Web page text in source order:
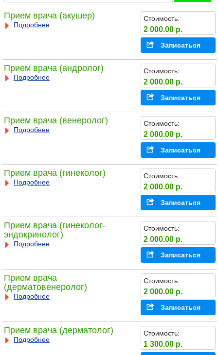
Прием врача (акушер)
Подробнее
Стоимость:
2 000.00 р.
Записаться
Прием врача (андролог)
Подробнее
Стоимость:
2 000.00 р.
Записаться
Прием врача (венеролог)
Подробнее
Стоимость:
2 000.00 р.
Записаться
Прием врача (гинеколог)
Подробнее
Стоимость:
2 000.00 р.
Записаться
Прием врача (гинеколог-
эндокринолог)
Подробнее
Стоимость:
2 000.00 р.
Записаться
Прием врача
(дерматовенеролог)
Подробнее
Стоимость:
2 000.00 р.
Записаться
Прием врача (дерматолог)
Подробнее
Стоимость:
1 300.00 р.